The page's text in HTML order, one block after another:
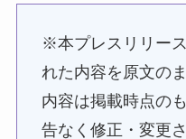
※本プレスリリー
れた内容を原文の
内容は掲載時点の
告なく修正・変更